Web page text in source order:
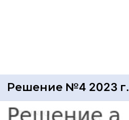
Решение №4 2023 г.